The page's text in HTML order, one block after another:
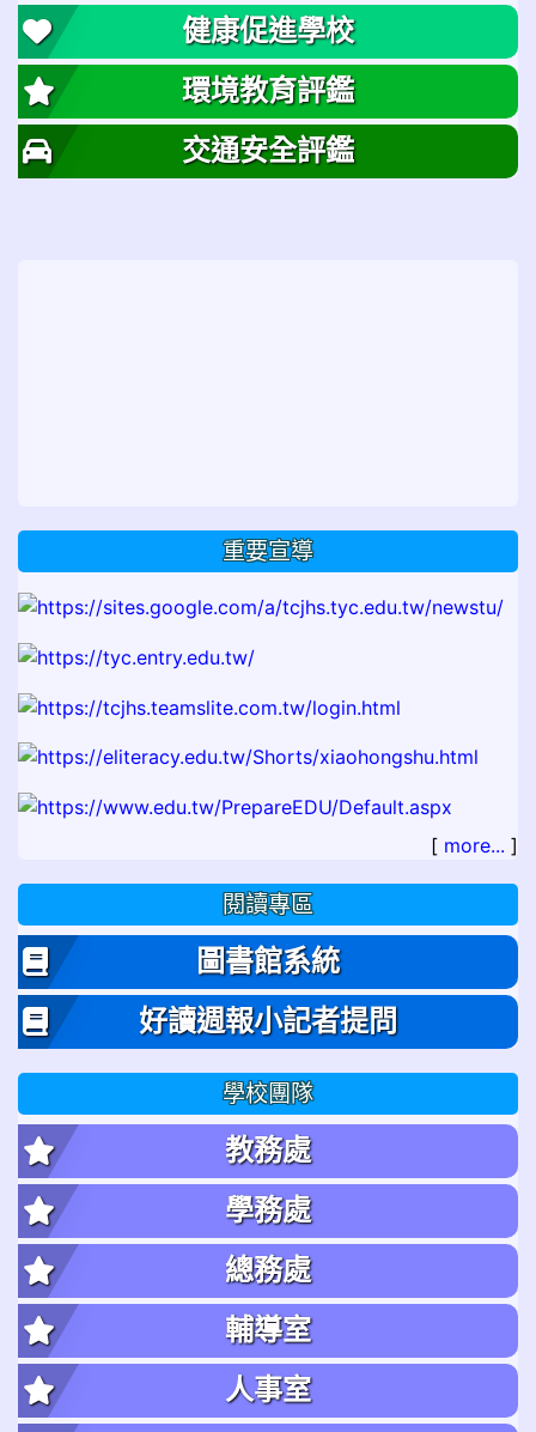
健康促進學校
環境教育評鑑
交通安全評鑑
重要宣導
[ more... ]
閱讀專區
圖書館系統
好讀週報小記者提問
學校團隊
教務處
學務處
總務處
輔導室
人事室